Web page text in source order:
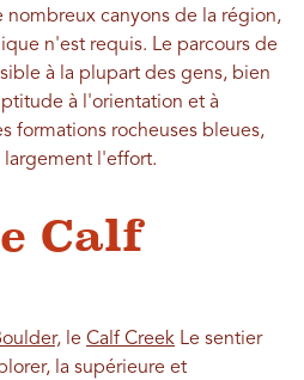
nombreux canyons de la région,
n'est requis. Le parcours de
à la plupart des gens, bien
à l'orientation et à
formations rocheuses bleues,
largement l'effort.
Calf
le Calf Creek Le sentier
la supérieure et